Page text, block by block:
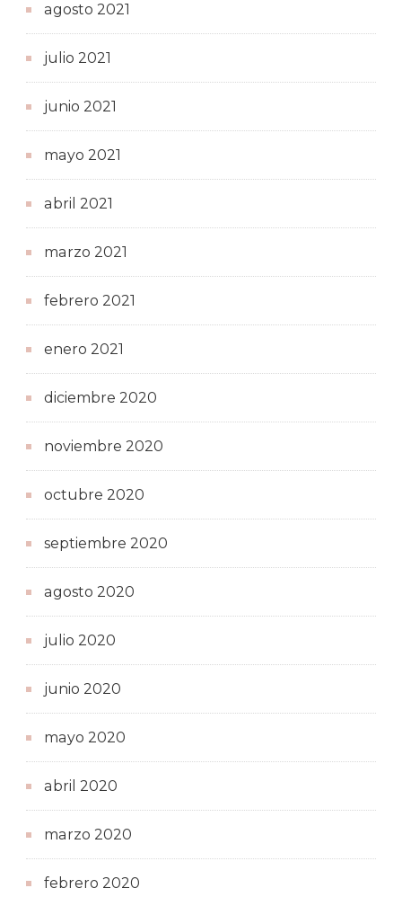
agosto 2021
julio 2021
junio 2021
mayo 2021
abril 2021
marzo 2021
febrero 2021
enero 2021
diciembre 2020
noviembre 2020
octubre 2020
septiembre 2020
agosto 2020
julio 2020
junio 2020
mayo 2020
abril 2020
marzo 2020
febrero 2020